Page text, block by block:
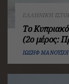
ΕΛΛΗΝΙΚΉ
Το
(2ο μέρος:
ΙΩΣΉΦ